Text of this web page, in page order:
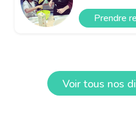
Prendre
Voir tous nos